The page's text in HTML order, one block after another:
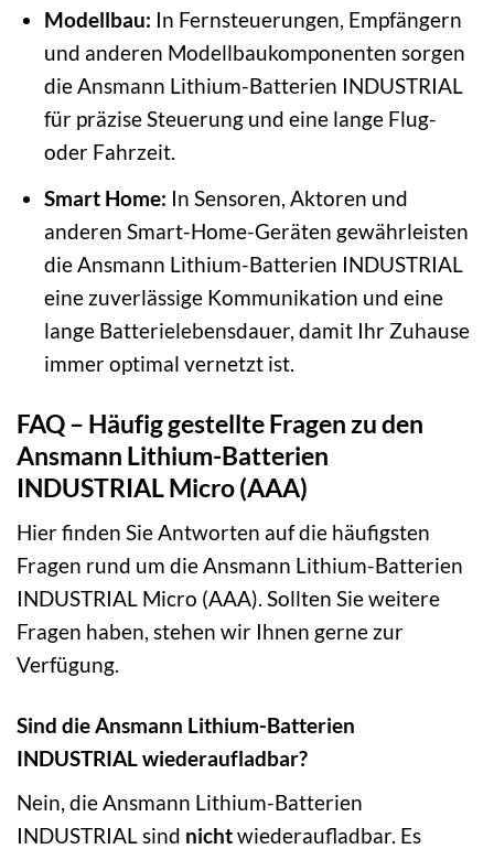
Modellbau: In Fernsteuerungen, Empfängern
und anderen Modellbaukomponenten sorgen
die Ansmann Lithium-Batterien INDUSTRIAL
für präzise Steuerung und eine lange Flug-
oder Fahrzeit.
Smart Home: In Sensoren, Aktoren und
anderen Smart-Home-Geräten gewährleisten
die Ansmann Lithium-Batterien INDUSTRIAL
eine zuverlässige Kommunikation und eine
lange Batterielebensdauer, damit Ihr Zuhause
immer optimal vernetzt ist.
FAQ – Häufig gestellte Fragen zu den
Ansmann Lithium-Batterien
INDUSTRIAL Micro (AAA)
Hier finden Sie Antworten auf die häufigsten
Fragen rund um die Ansmann Lithium-Batterien
INDUSTRIAL Micro (AAA). Sollten Sie weitere
Fragen haben, stehen wir Ihnen gerne zur
Verfügung.
Sind die Ansmann Lithium-Batterien
INDUSTRIAL wiederaufladbar?
Nein, die Ansmann Lithium-Batterien
INDUSTRIAL sind nichtwiederaufladbar. Es